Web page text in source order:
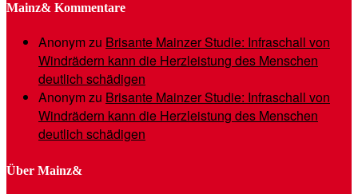
Mainz& Kommentare
Anonymzu Brisante Mainzer Studie: Infraschall von
Windrädern kann die Herzleistung des Menschen
deutlich schädigen
Anonymzu Brisante Mainzer Studie: Infraschall von
Windrädern kann die Herzleistung des Menschen
deutlich schädigen
Über Mainz&